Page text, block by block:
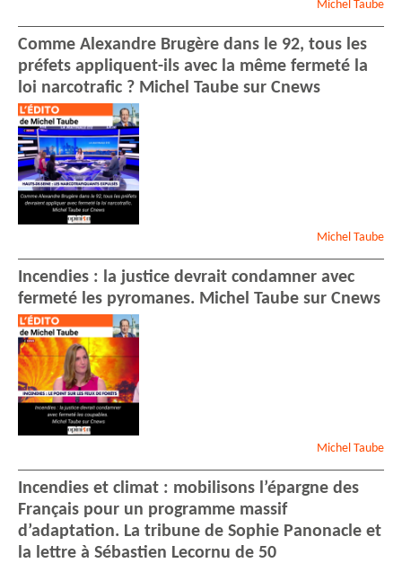
Michel Taube
Comme Alexandre Brugère dans le 92, tous les
préfets appliquent-ils avec la même fermeté la
loi narcotrafic ? Michel Taube sur Cnews
Michel Taube
Incendies : la justice devrait condamner avec
fermeté les pyromanes. Michel Taube sur Cnews
Michel Taube
Incendies et climat : mobilisons l’épargne des
Français pour un programme massif
d’adaptation. La tribune de Sophie Panonacle et
la lettre à Sébastien Lecornu de 50